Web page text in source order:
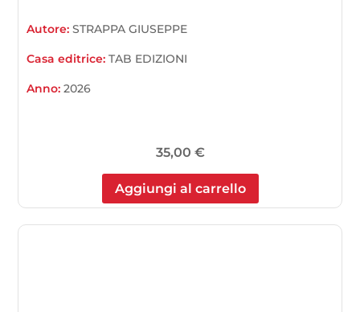
Autore:STRAPPA GIUSEPPE
Casa editrice:TAB EDIZIONI
Anno:2026
35,00 €
Aggiungi al carrello